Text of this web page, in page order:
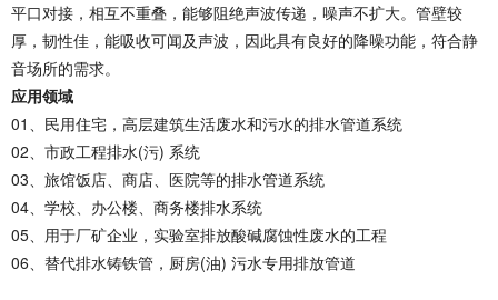
平口对接，相互不重叠，能够阻绝声波传递，噪声不扩大。管壁较
厚，韧性佳，能吸收可闻及声波，因此具有良好的降噪功能，符合静
音场所的需求。
应用领域
01、民用住宅，高层建筑生活废水和污水的排水管道系统
02、市政工程排水(污) 系统
03、旅馆饭店、商店、医院等的排水管道系统
04、学校、办公楼、商务楼排水系统
05、用于厂矿企业，实验室排放酸碱腐蚀性废水的工程
06、替代排水铸铁管，厨房(油) 污水专用排放管道